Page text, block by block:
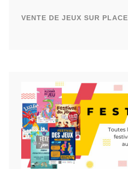
VENTE DE JEUX SUR PLACE